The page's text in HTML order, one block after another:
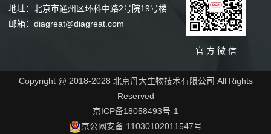
地址：北京市通州区环科中路2号院19号楼
邮箱：diagreat@diagreat.com
官 方 微 信
Copyright @ 2018-2028 北京丹大生物技术有限公司 All Rights
Reserved
京ICP备18058493号-1
京公网安备 11030102011547号